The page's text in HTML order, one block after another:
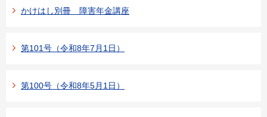
かけはし別冊 障害年金講座
第101号（令和8年7月1日）
第100号（令和8年5月1日）